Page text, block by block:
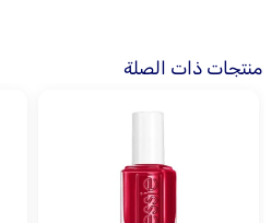
منتجات ذات الصلة